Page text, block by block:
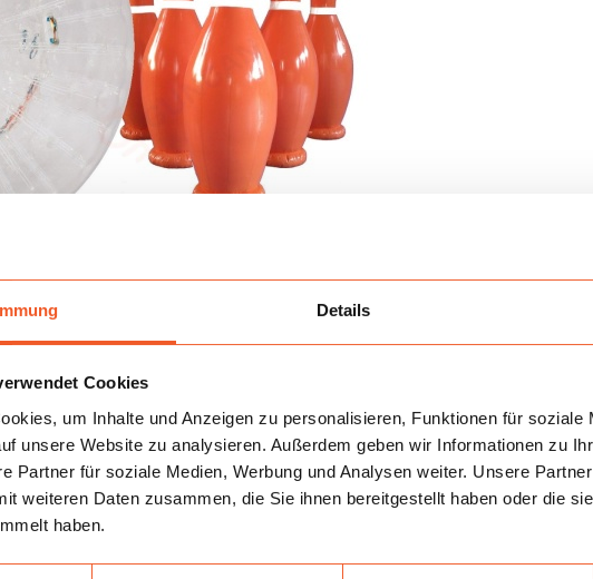
Details
Cookies
um Inhalte und Anzeigen zu personalisieren, Funktionen für soziale
unsere Website zu analysieren. Außerdem geben wir Informationen zu
Partner für soziale Medien, Werbung und Analysen weiter. Unsere
weiteren Daten zusammen, die Sie ihnen bereitgestellt haben oder die
haben.
zieht sofort Aufmerksamkeit auf sich, weil der Teilnehmer
sind 6 riesige aufblasbare Kegel sowie ein 3 Meter großer Zorbing-
und das Ergebnis hängt von der Bewegungsrichtung, der
Resultat, deshalb bindet die Attraktion sowohl Spieler als auch
einer Breite von {feature_1096} schafft eine klare Anlaufzone
erleichtert.